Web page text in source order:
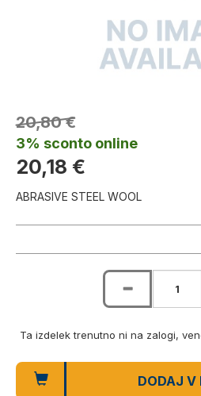
20,80 €
3% sconto online
20,18 €
ABRASIVE STEEL WOOL
Ta izdelek trenutno ni na zalogi,
DODAJ V